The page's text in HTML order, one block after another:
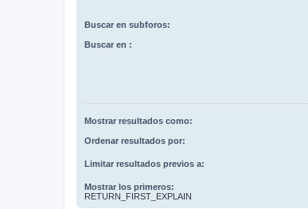
Buscar en subforos:
Buscar en :
Mostrar resultados como:
Ordenar resultados por:
Limitar resultados previos a:
Mostrar los primeros:
RETURN_FIRST_EXPLAIN